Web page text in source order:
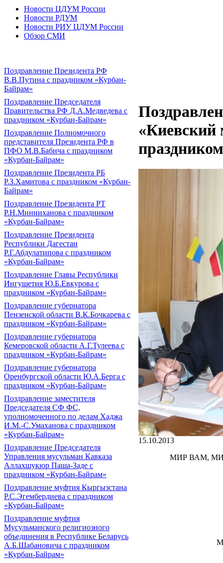
Новости ЦДУМ России
Новости РДУМ
Новости РИУ ЦДУМ России
Обзор СМИ
Поздравление Президента РФ
В.В.Путина с праздником «Курбан-
Байрам»
Поздравление Председателя
Правительства РФ Д.А.Медведева с
праздником «Курбан-Байрам»
Поздравление Полномочного
представителя Президента РФ в
ПФО М.В.Бабича с праздником
«Курбан-Байрам»
Поздравление Президента РБ
Р.З.Хамитова с праздником «Курбан-
Байрам»
Поздравление Президента РТ
Р.Н.Минниханова с праздником
«Курбан-Байрам»
Поздравление Президента
Республики Дагестан
Р.Г.Абдулатипова с праздником
«Курбан-Байрам»
Поздравление Главы Республики
Ингушетия Ю.Б.Евкурова с
праздником «Курбан-Байрам»
Поздравление губернатора
Пензенской области В.К.Бочкарева с
праздником «Курбан-Байрам»
Поздравление губернатора
Кемеровской области А.Г.Тулеева с
праздником «Курбан-Байрам»
Поздравление губернатора
Оренбургской области Ю.А.Берга с
праздником «Курбан-Байрам»
Поздравление заместителя
Председателя СФ ФС,
уполномоченного по делам Хаджа
И.М.-С.Умаханова с праздником
«Курбан-Байрам»
Поздравление Председателя
Управления мусульман Кавказа
Аллахшукюр Паша-Заде с
праздником «Курбан-Байрам»
Поздравление муфтия Кыргызстана
Р.С.Эгембердиева с праздником
«Курбан-Байрам»
Поздравление муфтия
Мусульманского религиозного
объединения в Республике Беларусь
А.Б.Шабановича с праздником
«Курбан-Байрам»
«Киевский
15.10.2013
МИР ВАМ,